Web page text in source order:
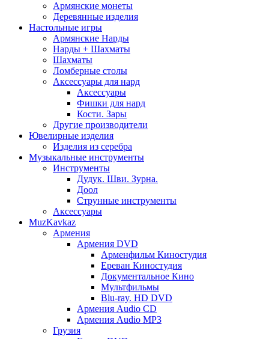
Армянские монеты
Деревянные изделия
Настольные игры
Армянские Нарды
Нарды + Шахматы
Шахматы
Ломберные столы
Аксессуары для нард
Аксессуары
Фишки для нард
Кости. Зары
Другие производители
Ювелирные изделия
Изделия из серебра
Музыкальные инструменты
Инструменты
Дудук. Шви. Зурна.
Доол
Струнные инструменты
Аксессуары
MuzKavkaz
Армения
Армения DVD
Арменфильм Киностудия
Ереван Киностудия
Документальное Кино
Мультфильмы
Blu-ray. HD DVD
Армения Audio CD
Армения Audio MP3
Грузия